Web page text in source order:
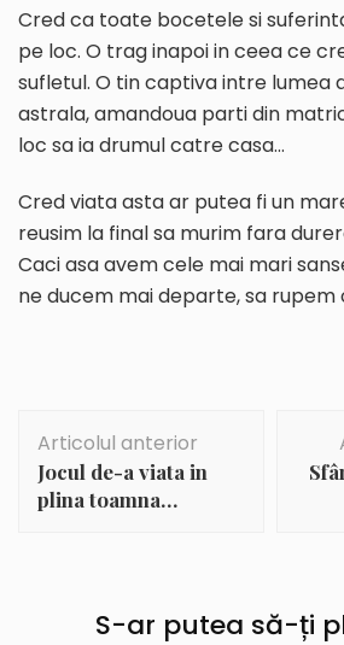
Cred ca toate bocetele si
pe loc. O trag inapoi in ceea ce
sufletul. O tin captiva intre lumea
astrala, amandoua parti din
loc sa ia drumul catre casa…
Cred viata asta ar putea fi un
reusim la final sa murim fara
Caci asa avem cele mai mari
ne ducem mai departe, sa rupem
în
articole
Articolul anterior
Jocul de-a viata in
plina toamna…
S-ar putea să-ți